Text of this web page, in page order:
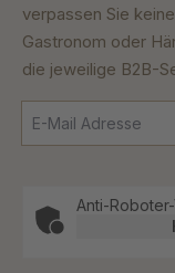
verpassen Sie
Gastronom oder
die jeweilige B2B-
Anti-